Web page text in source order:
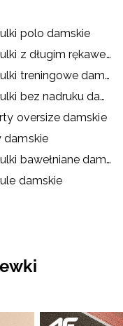
polo damskie
Koszulki z długim rękawem damskie
Koszulki treningowe damskie
Koszulki bez nadruku damskie
oversize damskie
damskie
Koszulki bawełniane damskie
damskie